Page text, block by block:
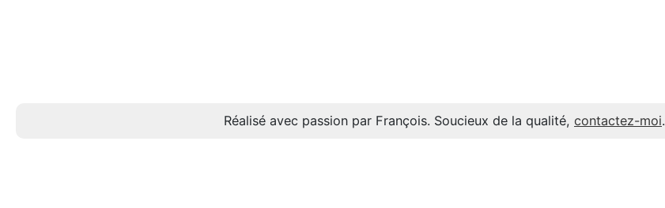
Réalisé avec passion par François. Soucieux de la qualité, contactez-moi.